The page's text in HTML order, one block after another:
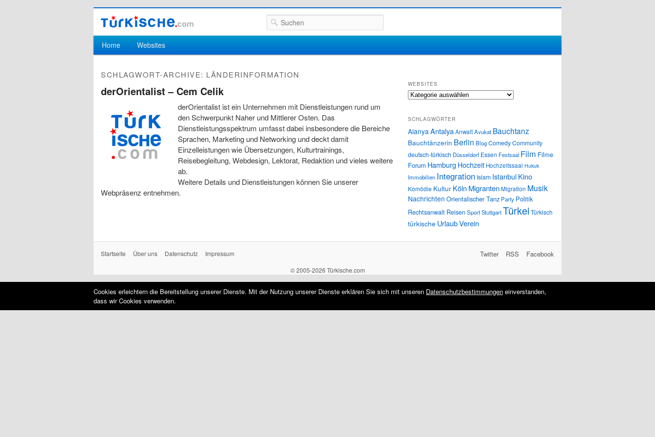
Suchen
Hauptmenü
Zum Inhalt wechseln
Zum sekundären Inhalt wechseln
Home Websites
SCHLAGWORT-ARCHIVE: LÄNDERINFORMATION
derOrientalist – Cem Celik
derOrientalist ist ein Unternehmen mit Dienstleistungen rund um
den Schwerpunkt Naher und Mittlerer Osten. Das
Dienstleistungsspektrum umfasst dabei insbesondere die Bereiche
Sprachen, Marketing und Networking und deckt damit
Einzelleistungen wie Übersetzungen, Kulturtrainings,
Reisebegleitung, Webdesign, Lektorat, Redaktion und vieles weitere
ab.
Weitere Details und Dienstleistungen können Sie unserer
Webpräsenz entnehmen.
WEBSITES
Websites
SCHLAGWÖRTER
Alanya AntalyaAnwaltAvukat Bauchtanz
Bauchtänzerin Berlin BlogComedyCommunity
deutsch-türkisch Düsseldorf Essen Festsaal Film Filme
Forum Hamburg Hochzeit Hochzeitssaal Hukuk
Immobilien Integration Islam IstanbulKino
Komödie Kultur Köln MigrantenMigration Musik
Nachrichten Orientalischer Tanz Party Politik
Rechtsanwalt ReisenSportStuttgartTürkeiTürkisch
türkische UrlaubVerein
Startseite Über uns Datenschutz Impressum Facebook
RSS
Twitter
© 2005-2026 Türkische.com
Cookies erleichtern die Bereitstellung unserer Dienste. Mit der Nutzung unserer Dienste erklären Sie sich mit unseren Datenschutzbestimmungen einverstanden,
dass wir Cookies verwenden.